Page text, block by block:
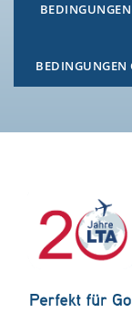
BEDINGUNGEN